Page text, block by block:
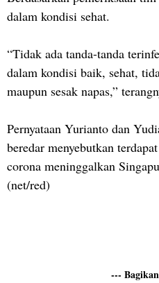
dalam kondisi sehat.
“Tidak ada tanda-tanda
dalam kondisi baik, sehat,
maupun sesak napas,”
Pernyataan Yurianto dan
beredar menyebutkan
corona meninggalkan
(net/red)
---